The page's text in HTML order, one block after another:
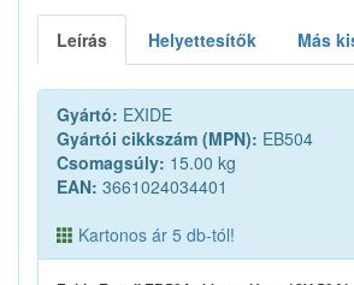
Leírás Helyettesítők Más
Gyártó: EXIDE
Gyártói cikkszám (MPN): EB504
Csomagsúly: 15.00 kg
EAN: 3661024034401
Kartonos ár 5 db-tól!